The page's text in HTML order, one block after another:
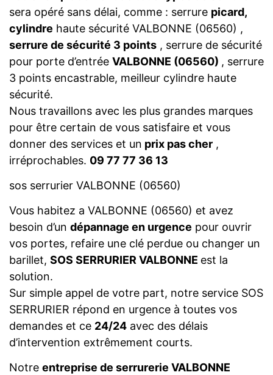
sera opéré sans délai, comme : serrure picard,
cylindre haute sécurité VALBONNE (06560) ,
serrure de sécurité 3 points , serrure de sécurité
pour porte d’entrée VALBONNE (06560) , serrure
3 points encastrable, meilleur cylindre haute
sécurité.
Nous travaillons avec les plus grandes marques
pour être certain de vous satisfaire et vous
donner des services et un prix pas cher ,
irréprochables. 09 77 77 36 13
sos serrurier VALBONNE (06560)
Vous habitez a VALBONNE (06560) et avez
besoin d’un dépannage en urgence pour ouvrir
vos portes, refaire une clé perdue ou changer un
barillet, SOS SERRURIER VALBONNE est la
solution.
Sur simple appel de votre part, notre service SOS
SERRURIER répond en urgence à toutes vos
demandes et ce 24/24 avec des délais
d’intervention extrêmement courts.
Notre entreprise de serrurerie VALBONNE